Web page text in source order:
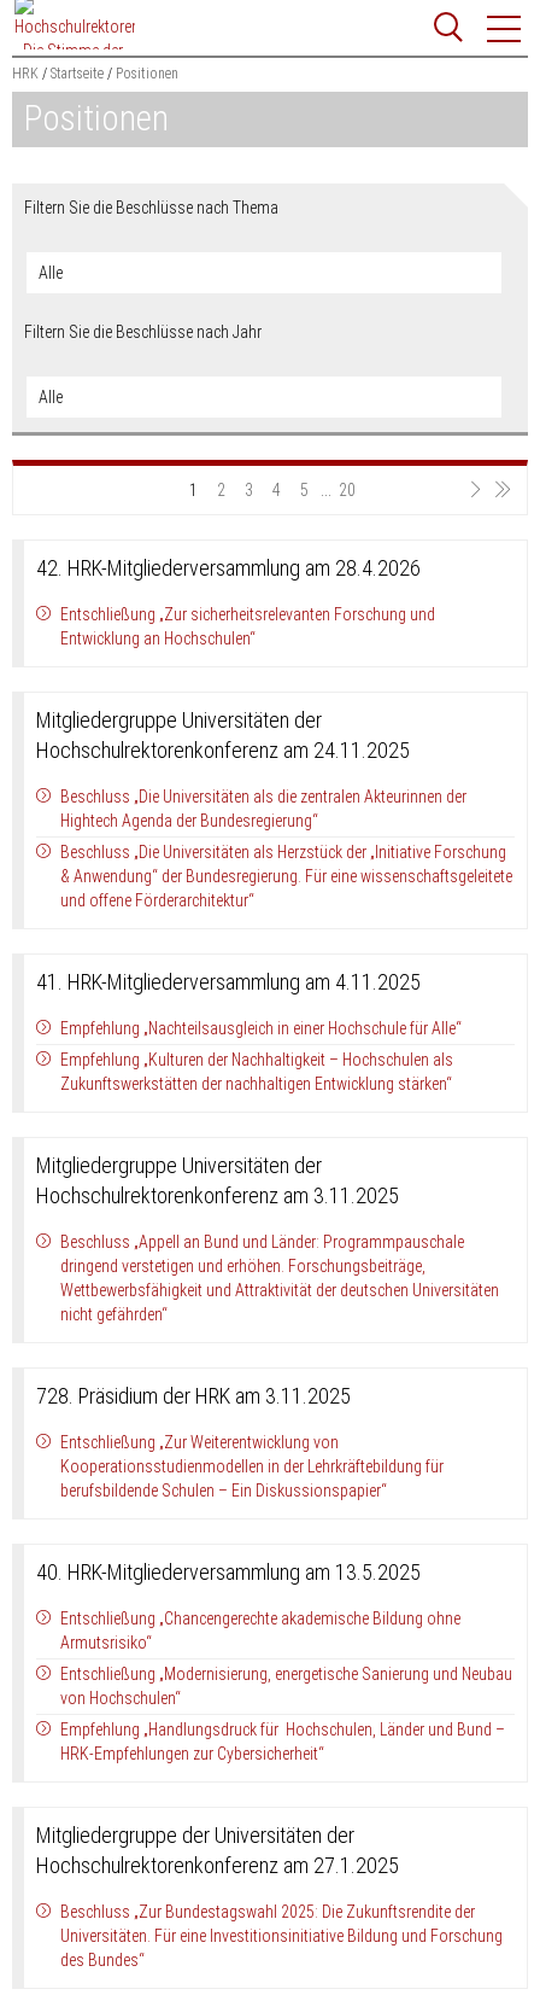
Zum
Content
springen
Suchbegriff
Suchen
HRK Startseite Positionen
Positionen
Filtern Sie die Beschlüsse nach Thema
Filtern Sie die Beschlüsse nach Jahr
1 2 3 4 5 20
42. HRK-Mitgliederversammlung am 28.4.2026
Entschließung „Zur sicherheitsrelevanten Forschung und
Entwicklung an Hochschulen“
Mitgliedergruppe Universitäten der
Hochschulrektorenkonferenz am 24.11.2025
Beschluss „Die Universitäten als die zentralen Akteurinnen der
Hightech Agenda der Bundesregierung“
Beschluss „Die Universitäten als Herzstück der „Initiative Forschung
& Anwendung“ der Bundesregierung. Für eine wissenschaftsgeleitete
und offene Förderarchitektur“
41. HRK-Mitgliederversammlung am 4.11.2025
Empfehlung „Nachteilsausgleich in einer Hochschule für Alle“
Empfehlung „Kulturen der Nachhaltigkeit – Hochschulen als
Zukunftswerkstätten der nachhaltigen Entwicklung stärken“
Mitgliedergruppe Universitäten der
Hochschulrektorenkonferenz am 3.11.2025
Beschluss „Appell an Bund und Länder: Programmpauschale
dringend verstetigen und erhöhen. Forschungsbeiträge,
Wettbewerbsfähigkeit und Attraktivität der deutschen Universitäten
nicht gefährden“
728. Präsidium der HRK am 3.11.2025
Entschließung „Zur Weiterentwicklung von
Kooperationsstudienmodellen in der Lehrkräftebildung für
berufsbildende Schulen – Ein Diskussionspapier“
40. HRK-Mitgliederversammlung am 13.5.2025
Entschließung „Chancengerechte akademische Bildung ohne
Armutsrisiko“
Entschließung „Modernisierung, energetische Sanierung und Neubau
von Hochschulen“
Empfehlung „Handlungsdruck für Hochschulen, Länder und Bund –
HRK-Empfehlungen zur Cybersicherheit“
Mitgliedergruppe der Universitäten der
Hochschulrektorenkonferenz am 27.1.2025
Beschluss „Zur Bundestagswahl 2025: Die Zukunftsrendite der
Universitäten. Für eine Investitionsinitiative Bildung und Forschung
des Bundes“